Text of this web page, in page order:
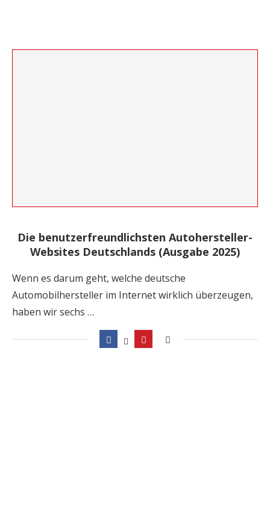
Die benutzerfreundlichsten Autohersteller-
Websites Deutschlands (Ausgabe 2025)
Wenn es darum geht, welche deutsche
Automobilhersteller im Internet wirklich überzeugen,
haben wir sechs …